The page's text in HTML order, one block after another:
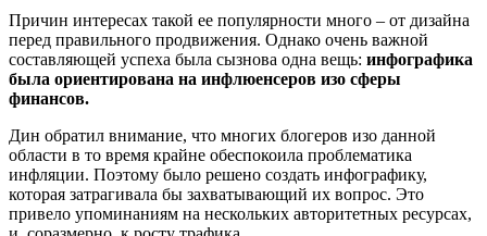
Причин интересах такой ее популярности много – от дизайна
перед правильного продвижения. Однако очень важной
составляющей успеха была сызнова одна вещь: инфографика
была ориентирована на инфлюенсеров изо сферы
финансов.
Дин обратил внимание, что многих блогеров изо данной
области в то время крайне обеспокоила проблематика
инфляции. Поэтому было решено создать инфографику,
которая затрагивала бы захватывающий их вопрос. Это
привело упоминаниям на нескольких авторитетных ресурсах,